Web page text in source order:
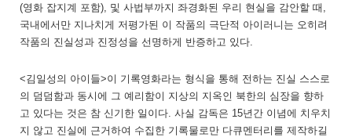
(영화 잡지계 포함), 및 사법부까지 좌경화된 우리 현실을 감안할 때,
국내에서만 지나치게 저평가된 이 작품의 극단적 아이러니는 오히려
작품의 진실성과 진정성을 선명하게 반증하고 있다.
<김일성의 아이들>이 기록영화라는 형식을 통해 전하는 진실 스스로
의 덤덤함과 동시에 그 예리함이 지상의 지옥인 북한의 심장을 향하
고 있다는 것은 참 신기한 일이다. 사실 감독은 15년간 이념에 치우치
지 않고 진실에 근거하여 수집한 기록물로만 다큐멘터리를 제작하길